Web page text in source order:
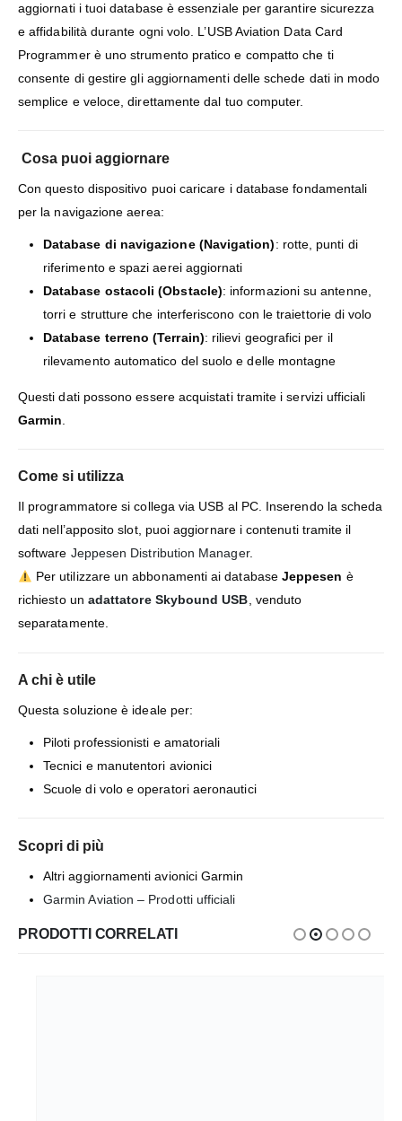
aggiornati i tuoi database è essenziale per garantire sicurezza
e affidabilità durante ogni volo. L’USB Aviation Data Card
Programmer è uno strumento pratico e compatto che ti
consente di gestire gli aggiornamenti delle schede dati in modo
semplice e veloce, direttamente dal tuo computer.
Cosa puoi aggiornare
Con questo dispositivo puoi caricare i database fondamentali
per la navigazione aerea:
Database di navigazione (Navigation): rotte, punti di
riferimento e spazi aerei aggiornati
Database ostacoli (Obstacle): informazioni su antenne,
torri e strutture che interferiscono con le traiettorie di volo
Database terreno (Terrain): rilievi geografici per il
rilevamento automatico del suolo e delle montagne
Questi dati possono essere acquistati tramite i servizi ufficiali
Garmin
Come si utilizza
Il programmatore si collega via USB al PC. Inserendo la scheda
dati nell’apposito slot, puoi aggiornare i contenuti tramite il
software Jeppesen Distribution Manager.
Per utilizzare un abbonamenti ai database Jeppesen è
richiesto un adattatore Skybound USB, venduto
separatamente.
A chi è utile
Questa soluzione è ideale per:
Piloti professionisti e amatoriali
Tecnici e manutentori avionici
Scuole di volo e operatori aeronautici
Scopri di più
Altri aggiornamenti avionici Garmin
Garmin Aviation – Prodotti ufficiali
PRODOTTI CORRELATI